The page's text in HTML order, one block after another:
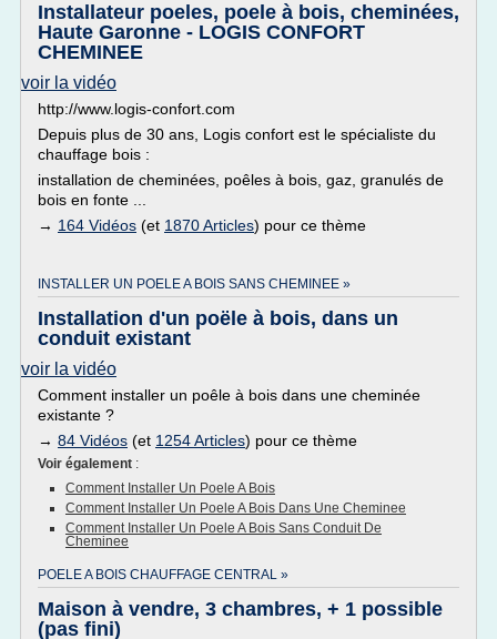
Installateur poeles, poele à bois, cheminées,
Haute Garonne - LOGIS CONFORT
CHEMINEE
voir la vidéo
http://www.logis-confort.com
Depuis plus de 30 ans, Logis confort est le spécialiste du
chauffage bois :
installation de cheminées, poêles à bois, gaz, granulés de
bois en fonte ...
→ 164 Vidéos (et 1870 Articles) pour ce thème
INSTALLER UN POELE A BOIS SANS CHEMINEE »
Installation d'un poële à bois, dans un
conduit existant
voir la vidéo
Comment installer un poêle à bois dans une cheminée
existante ?
→ 84 Vidéos (et 1254 Articles) pour ce thème
Voir également :
Comment Installer Un Poele A Bois
Comment Installer Un Poele A Bois Dans Une Cheminee
Comment Installer Un Poele A Bois Sans Conduit De
Cheminee
POELE A BOIS CHAUFFAGE CENTRAL »
Maison à vendre, 3 chambres, + 1 possible
(pas fini)